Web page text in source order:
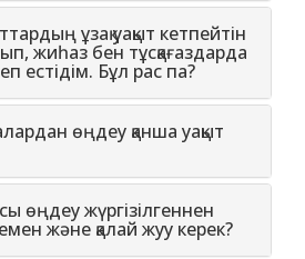
ұзақ уақыт кетпейтін
жиһаз бен тұсқағаздарда
естідім. Бұл рас па?
өңдеу қанша уақыт
өңдеу жүргізілгеннен
және қалай жуу керек?